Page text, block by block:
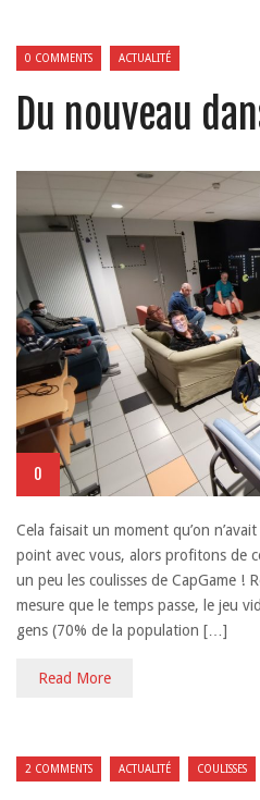
0 COMMENTS ACTUALITÉ
Du nouveau
0
Cela faisait un moment qu’on
point avec vous, alors profitons de
un peu les coulisses de CapGame !
mesure que le temps passe, le jeu
gens (70% de la population […]
Read More
2 COMMENTS ACTUALITÉ COULISSES